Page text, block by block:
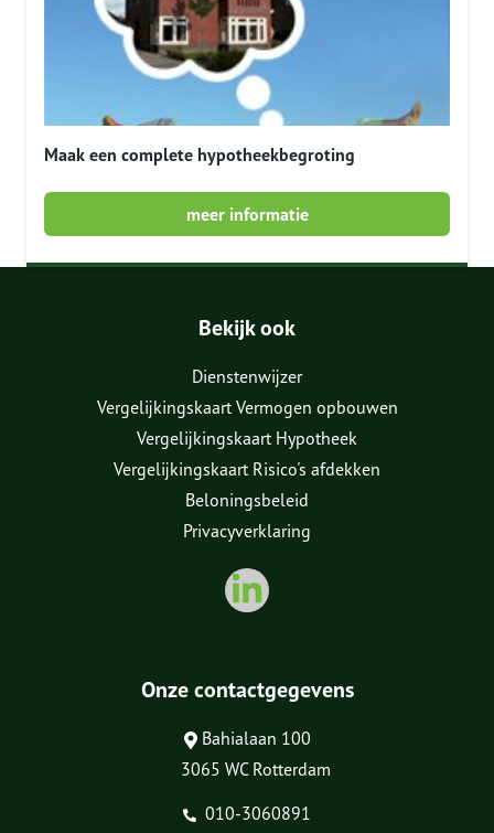
Maak een complete hypotheekbegroting
meer informatie
Bekijk ook
Dienstenwijzer
Vergelijkingskaart Vermogen opbouwen
Vergelijkingskaart Hypotheek
Vergelijkingskaart Risico's afdekken
Beloningsbeleid
Privacyverklaring
Onze contactgegevens
Bahialaan 100
3065 WC Rotterdam
010-3060891